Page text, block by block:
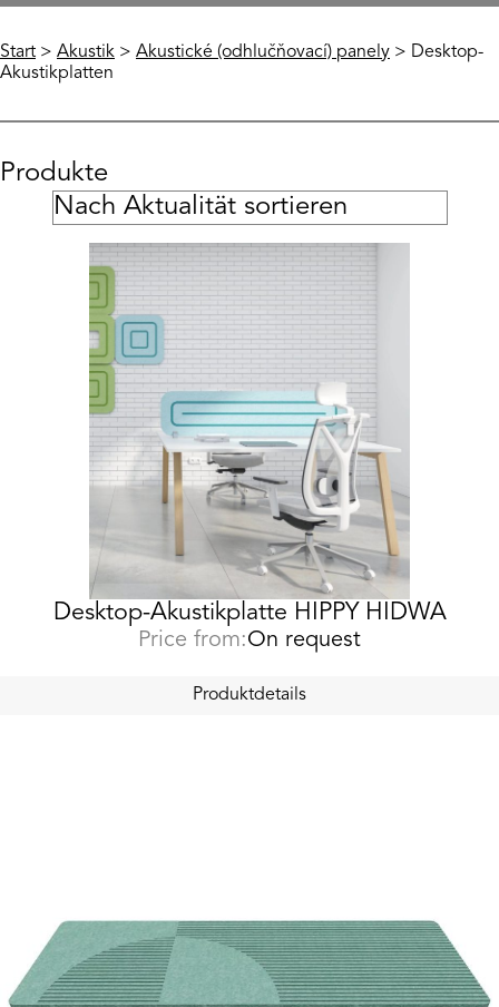
Start > Akustik > Akustické (odhlučňovací) panely > Desktop-
Akustikplatten
Produkte
Desktop-Akustikplatte HIPPY HIDWA
Price from:On request
Produktdetails